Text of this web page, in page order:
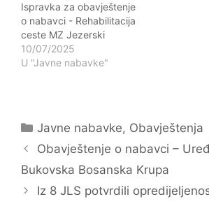
Ispravka za obavještenje
o nabavci - Rehabilitacija
ceste MZ Jezerski
10/07/2025
U "Javne nabavke"
Kategorije
Javne nabavke, Obavještenja
Navigacija
objava
Obavještenje o nabavci –
Bukovska Bosanska Krupa
Iz 8 JLS potvrdili